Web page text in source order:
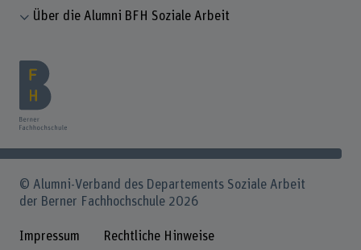
Über die Alumni BFH Soziale Arbeit
© Alumni-Verband des Departements Soziale Arbeit
der Berner Fachhochschule 2026
Impressum Rechtliche Hinweise